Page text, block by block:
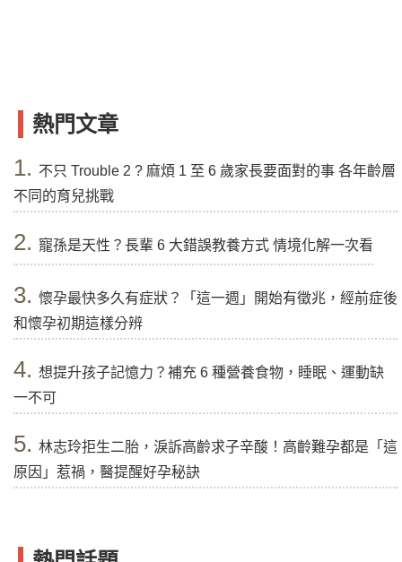
熱門文章
1. 不只 Trouble 2 ? 麻煩 1 至 6 歲家長要面對的事 各年齡層
不同的育兒挑戰
2. 寵孫是天性？長輩 6 大錯誤教養方式 情境化解一次看
3. 懷孕最快多久有症狀？「這一週」開始有徵兆，經前症後
和懷孕初期這樣分辨
4. 想提升孩子記憶力？補充 6 種營養食物，睡眠、運動缺
一不可
5. 林志玲拒生二胎，淚訴高齡求子辛酸！高齡難孕都是「這
原因」惹禍，醫提醒好孕秘訣